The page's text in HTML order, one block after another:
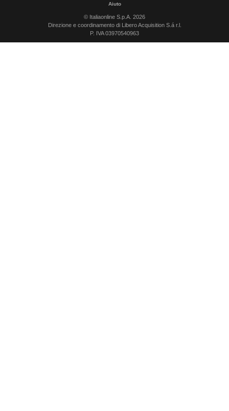
Aiuto
© Italiaonline S.p.A. 2026
Direzione e coordinamento di Libero Acquisition S.á r.l.
P. IVA 03970540963